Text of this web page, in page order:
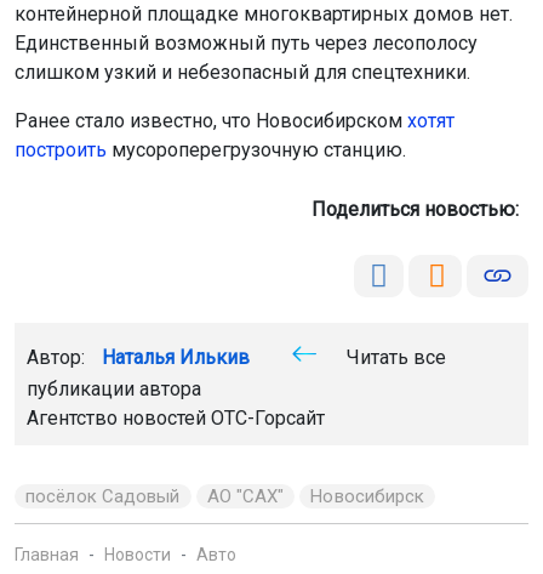
Агентство новостейОТС-Горсайт
Главная Новости Авто
«Новосибирск — Ленинск-
Временное ограничение движения будет введено
с 20 августа по 20 ноября 2026 года в районе
безопасности и надёжности.